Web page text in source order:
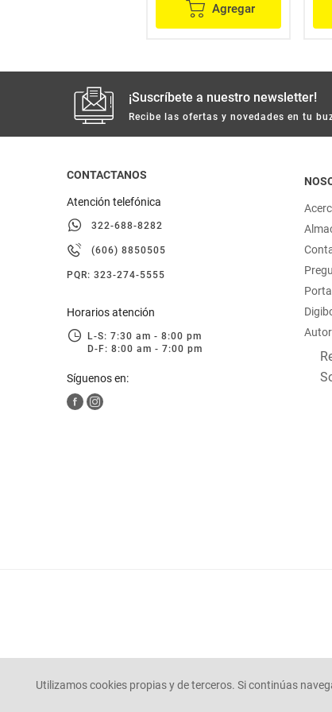
Utilizamos cookies propias y de terceros. Si continúas
Agregar
¡Suscríbete a nuestro newsletter!
Recibe las ofertas y novedades en tu
CONTACTANOS
Atención telefónica
322-688-8282
(606) 8850505
PQR: 323-274-5555
Horarios atención
L-S: 7:30 am - 8:00 pm
D-F: 8:00 am - 7:00 pm
Síguenos en:
© Mercaldas 2025. todos los derechos reservados.